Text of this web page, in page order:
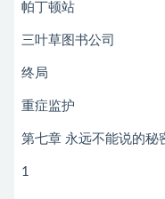
帕丁顿站
三叶草图书公司
终局
重症监护
第七章 永远不能说的秘
1